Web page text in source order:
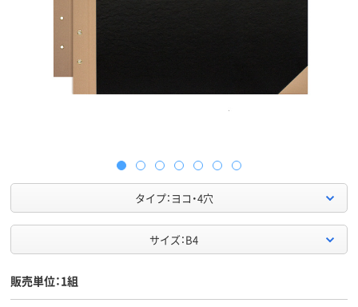
タイプ：ヨコ・4穴
サイズ：B4
販売単位：1組